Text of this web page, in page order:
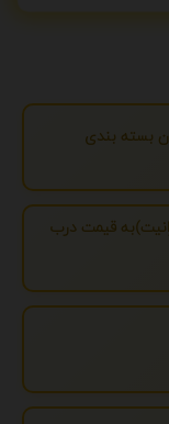
بسته بندی
قیمت درب